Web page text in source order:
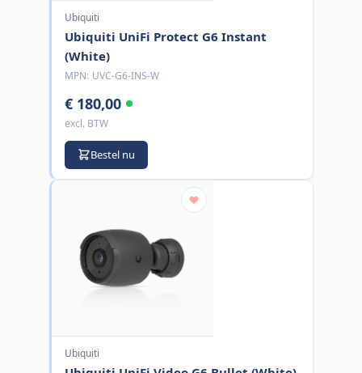
Ubiquiti
Ubiquiti UniFi Protect G6 Instant
(White)
MPN: UVC-G6-INS-W
€ 180,00
excl. BTW
Bestel nu
Ubiquiti